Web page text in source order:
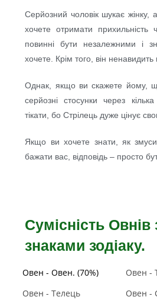
Серйозний чоловік шукає жінку,
хочете отримати прихильність
повинні бути незалежними і
хочете. Крім того, він ненавидить
Однак, якщо ви скажете йому,
серйозні стосунки через
тікати, бо Стрілець дуже цінує
Якщо ви хочете знати, як
бажати вас, відповідь – просто
Сумісність
знаками зодіаку.
Овен - Овен. (70%)
Овен -
Овен - Телець
Овен -